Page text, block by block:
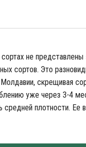
сортах не
сортов. Это
скрещивая
уже через 3-4
средней плотности.